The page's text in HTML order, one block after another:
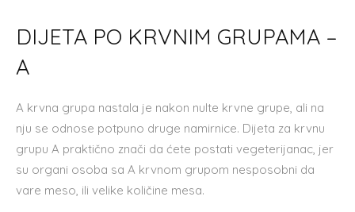
DIJETA PO KRVNIM GRUPAMA –
A
A krvna grupa nastala je nakon nulte krvne grupe, ali na
nju se odnose potpuno druge namirnice. Dijeta za krvnu
grupu A praktično znači da ćete postati vegeterijanac, jer
su organi osoba sa A krvnom grupom nesposobni da
vare meso, ili velike količine mesa.